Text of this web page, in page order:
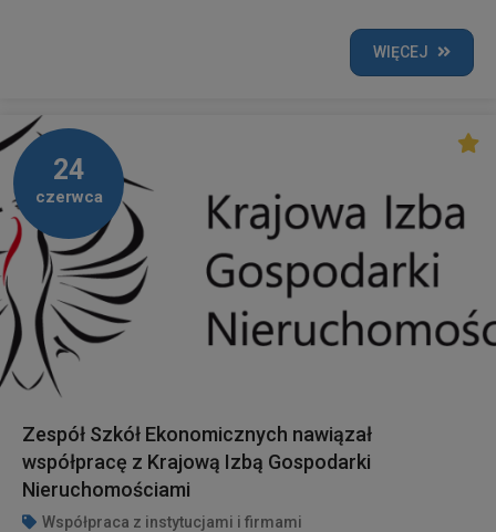
WIĘCEJ
24
czerwca
Zespół Szkół Ekonomicznych nawiązał
współpracę z Krajową Izbą Gospodarki
Nieruchomościami
Współpraca z instytucjami i firmami